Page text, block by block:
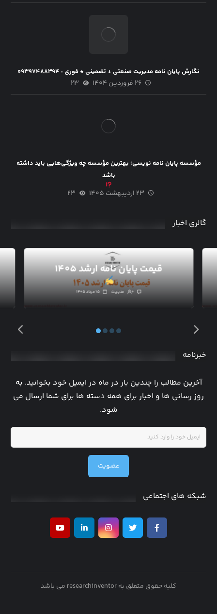
نگارش پایان نامه مدیریت صنعتی + تضمینی * فوری : ۰۹۳۹۷۴۸۸۳۹۴
۲۶ فروردین ۱۴۰۴ ۲۳
مؤسسه پایان نامه نویسی؛ بهترین مؤسسه چه ویژگی‌هایی باید داشته
باشد
۲۳ اردیبهشت ۱۴۰۵ ۲۳
گالری اخبار
قیمت پایان نامه ارشد ۱۴۰۵
۱۵ مرداد ۱۴۰۵ مدیریت ۰
خبرنامه
آخرین مطالب را چندین بار در ماه در ایمیل خود بخوانید. به
روز رسانی ها و اخبار برای همه دسته ها برای شما ارسال می
شود.
عضویت
شبکه های اجتماعی
کلیه حقوق متعلق به researchinventor می باشد